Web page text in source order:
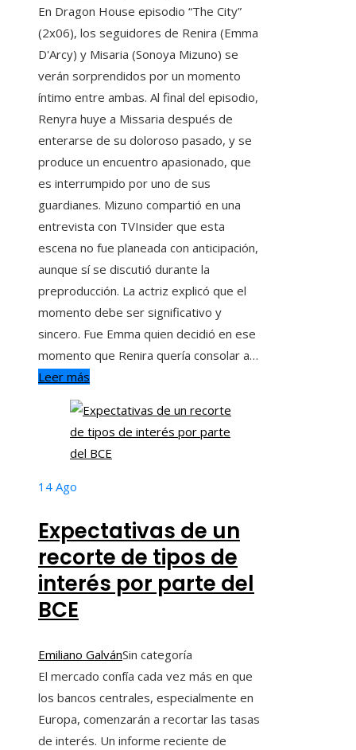
En Dragon House episodio “The City”
(2x06), los seguidores de Renira (Emma
D'Arcy) y Misaria (Sonoya Mizuno) se
verán sorprendidos por un momento
íntimo entre ambas. Al final del episodio,
Renyra huye a Missaria después de
enterarse de su doloroso pasado, y se
produce un encuentro apasionado, que
es interrumpido por uno de sus
guardianes. Mizuno compartió en una
entrevista con TVInsider que esta
escena no fue planeada con anticipación,
aunque sí se discutió durante la
preproducción. La actriz explicó que el
momento debe ser significativo y
sincero. Fue Emma quien decidió en ese
momento que Renira quería consolar a…
Leer más
14 Ago
Expectativas de un
recorte de tipos de
interés por parte del
BCE
Emiliano GalvánSin categoría
El mercado confía cada vez más en que
los bancos centrales, especialmente en
Europa, comenzarán a recortar las tasas
de interés. Un informe reciente de